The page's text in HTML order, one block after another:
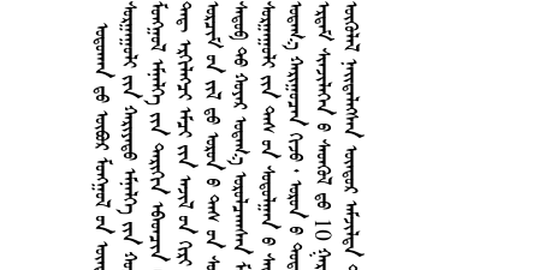
                                           10       